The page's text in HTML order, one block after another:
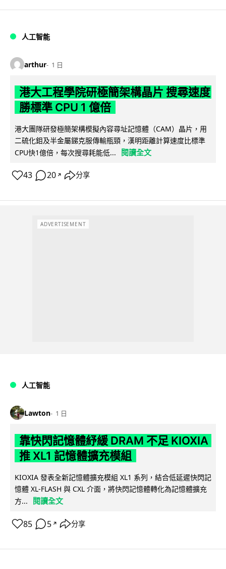
人工智能
arthur 1 日
港大工程學院研極簡架構晶片 搜尋速度
勝標準 CPU 1 億倍
港大團隊研發極簡架構模擬內容尋址記憶體（CAM）晶片，用
二硫化鉬及半金屬銻克服傳輸瓶頸，漢明距離計算速度比標準
CPU快1億倍，每次搜尋耗能低...
閱讀全文
43 20 ↗ 分享
ADVERTISEMENT
人工智能
Lawton 1 日
靠快閃記憶體紓緩 DRAM 不足 KIOXIA
推 XL1 記憶體擴充模組
KIOXIA 發表全新記憶體擴充模組 XL1 系列，結合低延遲快閃記
憶體 XL-FLASH 與 CXL 介面，將快閃記憶體轉化為記憶體擴充
方...
閱讀全文
85 5 ↗ 分享